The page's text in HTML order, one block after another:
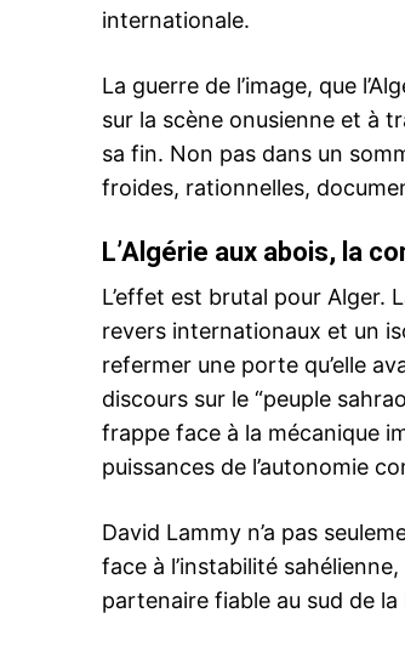
Related
Urgent –
Le président
Etats-Unis
marocaine
responsable
Donald
du Maroc sur
téléphonique
marge de
10 December
In "Sahara
internationale.
La guerre de l’image, que
sur la scène onusienne et à
sa fin. Non pas dans un
froides, rationnelles,
L’Algérie aux abois, la
L’effet est brutal pour Alger.
revers internationaux et un
refermer une porte qu’elle
discours sur le “peuple
frappe face à la mécanique
puissances de l’autonomie
David Lammy n’a pas
face à l’instabilité
partenaire fiable au sud de